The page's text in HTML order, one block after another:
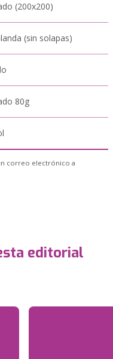
(200x200)
(sin solapas)
80g
correo electrónico a
editorial